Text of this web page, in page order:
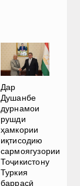
Дар
Душанбе
дурнамои
рушди
ҳамкории
иқтисодию
сармоягузории
Тоҷикистону
Туркия
баррасӣ